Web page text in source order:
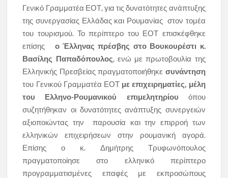
Γενικό Γραμματέα ΕΟΤ, για τις δυνατότητες ανάπτυξης
της συνεργασίας Ελλάδας και Ρουμανίας στον τομέα
του τουρισμού. Το περίπτερο του ΕΟΤ επισκέφθηκε
επίσης ο Έλληνας πρέσβης στο Βουκουρέστι κ.
Βασίλης Παπαδόπουλος, ενώ με πρωτοβουλία της
Ελληνικής Πρεσβείας πραγματοποιήθηκε συνάντηση
του Γενικού Γραμματέα ΕΟΤ με επιχειρηματίες, μέλη
του Ελληνο-Ρουμανικού επιμελητηρίου όπου
συζητήθηκαν οι δυνατότητες ανάπτυξης συνεργειών
αξιοποιώντας την παρουσία και την επιρροή των
ελληνικών επιχειρήσεων στην ρουμανική αγορά.
Επίσης ο κ. Δημήτρης Τρυφωνόπουλος
πραγματοποίησε στο ελληνικό περίπτερο
προγραμματισμένες επαφές με εκπροσώπους